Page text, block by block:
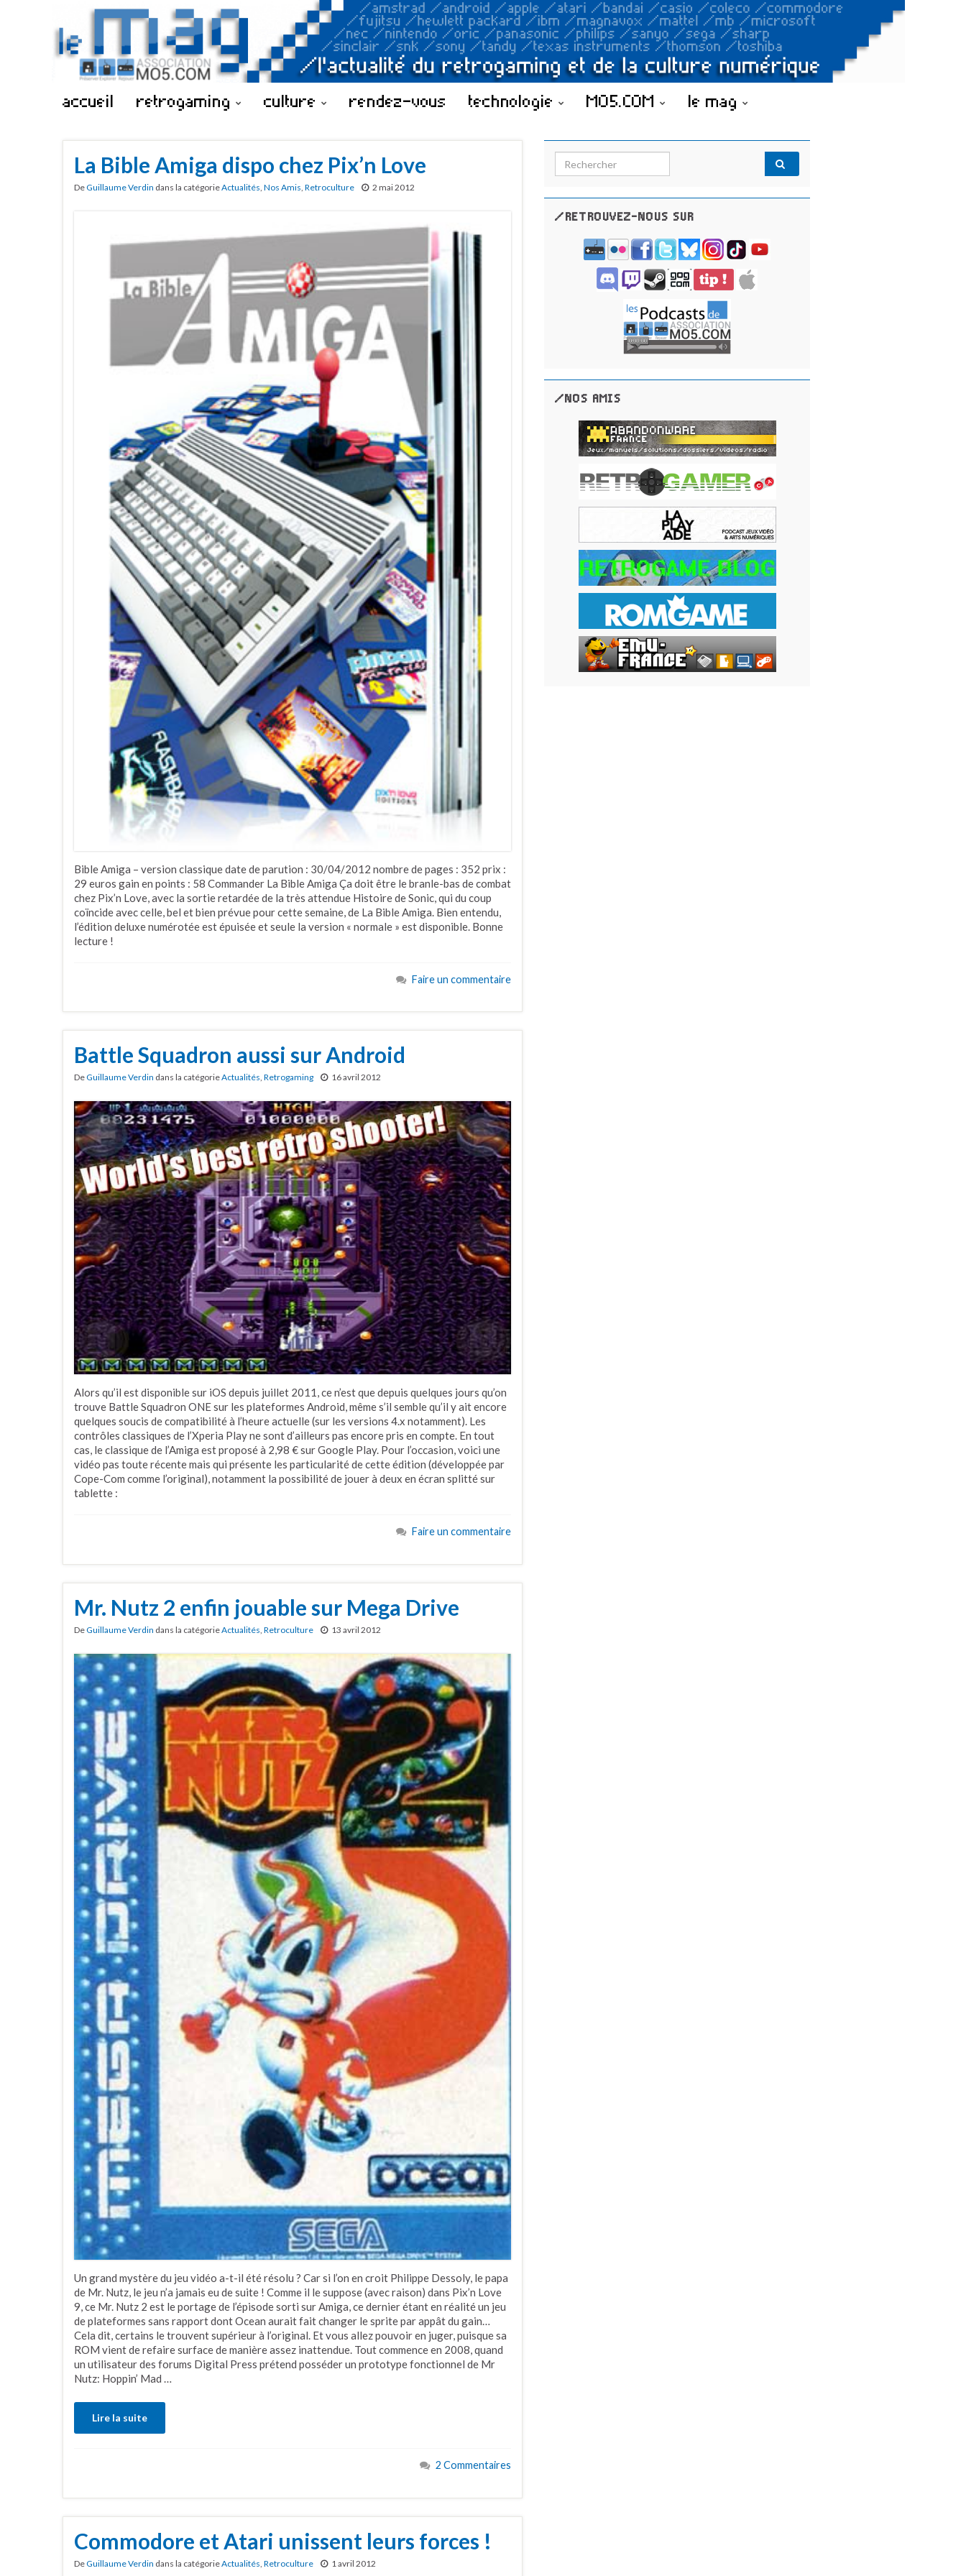
accueil retrogaming culture rendez-vous technologie MO5.COM le mag
La Bible Amiga dispo chez Pix’n Love
DeGuillaume Verdin dans la catégorieActualités, Nos Amis, Retroculture 2 mai 2012
Bible Amiga – version classique date de parution : 30/04/2012 nombre de pages : 352 prix :
29 euros gain en points : 58 Commander La Bible Amiga Ça doit être le branle-bas de combat
chez Pix’n Love, avec la sortie retardée de la très attendue Histoire de Sonic, qui du coup
coïncide avec celle, bel et bien prévue pour cette semaine, de La Bible Amiga. Bien entendu,
l’édition deluxe numérotée est épuisée et seule la version « normale » est disponible. Bonne
lecture !
Faire un commentaire
Battle Squadron aussi sur Android
DeGuillaume Verdin dans la catégorieActualités, Retrogaming 16 avril 2012
Alors qu’il est disponible sur iOS depuis juillet 2011, ce n’est que depuis quelques jours qu’on
trouve Battle Squadron ONE sur les plateformes Android, même s’il semble qu’il y ait encore
quelques soucis de compatibilité à l’heure actuelle (sur les versions 4.x notamment). Les
contrôles classiques de l’Xperia Play ne sont d’ailleurs pas encore pris en compte. En tout
cas, le classique de l’Amiga est proposé à 2,98 € sur Google Play. Pour l’occasion, voici une
vidéo pas toute récente mais qui présente les particularité de cette édition (développée par
Cope-Com comme l’original), notamment la possibilité de jouer à deux en écran splitté sur
tablette :
Faire un commentaire
Mr. Nutz 2 enfin jouable sur Mega Drive
DeGuillaume Verdin dans la catégorieActualités Retroculture 13 avril 2012
Un grand mystère du jeu vidéo a-t-il été résolu ? Car si l’on en croit Philippe Dessoly, le papa
de Mr. Nutz, le jeu n’a jamais eu de suite ! Comme il le suppose (avec raison) dans Pix’n Love
9, ce Mr. Nutz 2 est le portage de l’épisode sorti sur Amiga, ce dernier étant en réalité un jeu
de plateformes sans rapport dont Ocean aurait fait changer le sprite par appât du gain…
Cela dit, certains le trouvent supérieur à l’original. Et vous allez pouvoir en juger, puisque sa
ROM vient de refaire surface de manière assez inattendue. Tout commence en 2008, quand
un utilisateur des forums Digital Press prétend posséder un prototype fonctionnel de Mr
Nutz: Hoppin’ Mad …
Lire la suite
2 Commentaires
Commodore et Atari unissent leurs forces !
DeGuillaume Verdin dans la catégorieActualités Retroculture 1 avril 2012
Search for:
/RETROUVEZ-NOUS SUR
/NOS AMIS